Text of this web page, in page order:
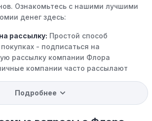
Ознакомьтесь с нашими лучшими
денег здесь:
рассылку: Простой способ
- подписаться на
рассылку компании Флора
компании часто рассылают
к распродажам.
деливири есть программы
Подробнее